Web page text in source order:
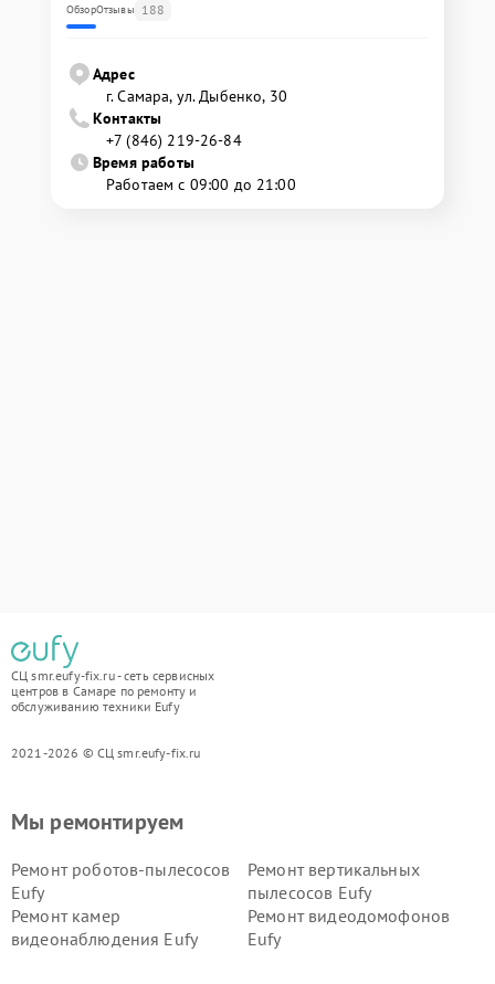
ОбзорОтзывы 188
Адрес
г. Самара, ул. Дыбенко, 30
Контакты
+7 (846) 219-26-84
Время работы
Работаем с 09:00 до 21:00
СЦ smr.eufy-fix.ru - сеть сервисных
центров в Самаре по ремонту и
обслуживанию техники Eufy
2021-2026 © СЦ smr.eufy-fix.ru
Мы ремонтируем
Ремонт роботов-пылесосов
Eufy
Ремонт вертикальных
пылесосов Eufy
Ремонт камер
видеонаблюдения Eufy
Ремонт видеодомофонов
Eufy